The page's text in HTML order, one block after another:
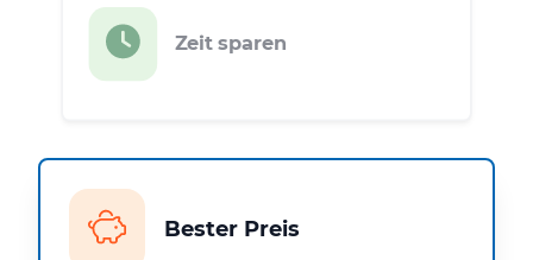
Zeit sparen
Bester Preis